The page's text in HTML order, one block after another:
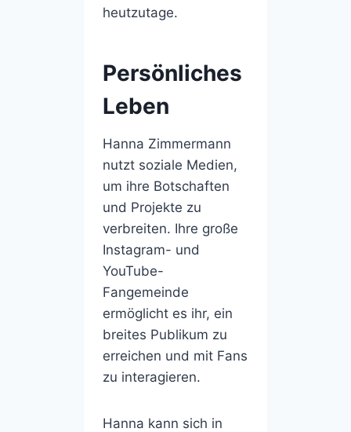
heutzutage.
Persönliches
Leben
Hanna Zimmermann
nutzt soziale Medien,
um ihre Botschaften
und Projekte zu
verbreiten. Ihre große
Instagram- und
YouTube-
Fangemeinde
ermöglicht es ihr, ein
breites Publikum zu
erreichen und mit Fans
zu interagieren.
Hanna kann sich in